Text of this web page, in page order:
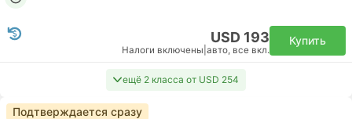
USD 193
Налоги включены авто, все вкл.
Купить
ещё 2 класса от USD 254
Подтверждается сразу